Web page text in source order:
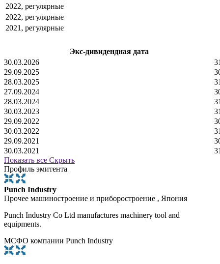
2022, регулярные
2022, регулярные
2021, регулярные
Экс-дивидендная дата
30.03.2026
29.09.2025
28.03.2025
27.09.2024
28.03.2024
30.03.2023
29.09.2022
30.03.2022
29.09.2021
30.03.2021
Показать все Скрыть
Профиль эмитента
Punch Industry
Прочее машиностроение и приборостроение , Япония
Punch Industry Co Ltd manufactures machinery tool and
equipments.
МСФО компании Punch Industry